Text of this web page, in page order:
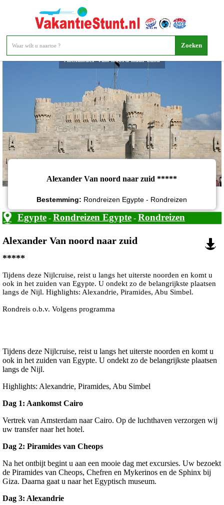
Alexander Van noord naar zuid
Alexander Van noord naar zuid *****
Bestemming: Rondreizen Egypte - Rondreizen
Egypte - Rondreizen Egypte - Rondreizen
Alexander Van noord naar zuid
*****
Tijdens deze Nijlcruise, reist u langs het uiterste noorden en komt u
ook in het zuiden van Egypte. U ondekt zo de belangrijkste plaatsen
langs de Nijl. Highlights: Alexandrie, Piramides, Abu Simbel.
Rondreis o.b.v. Volgens programma
Tijdens deze Nijlcruise, reist u langs het uiterste noorden en komt u
ook in het zuiden van Egypte. U ondekt zo de belangrijkste plaatsen
langs de Nijl.
Highlights: Alexandrie, Piramides, Abu Simbel
Dag 1: Aankomst Cairo
Vertrek van Amsterdam naar Cairo. Op de luchthaven verzorgen wij
uw transfer naar het hotel.
Dag 2: Piramides van Cheops
Na het ontbijt begint u aan een mooie dag met excursies. Uw bezoekt
de Piramides van Cheops, Chefren en Mykerinos en de Sphinx bij
Giza. Daarna gaat u naar het Egyptisch museum.
Dag 3: Alexandrie